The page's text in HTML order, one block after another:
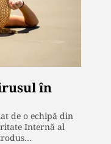
în
de o echipă din
Internă al